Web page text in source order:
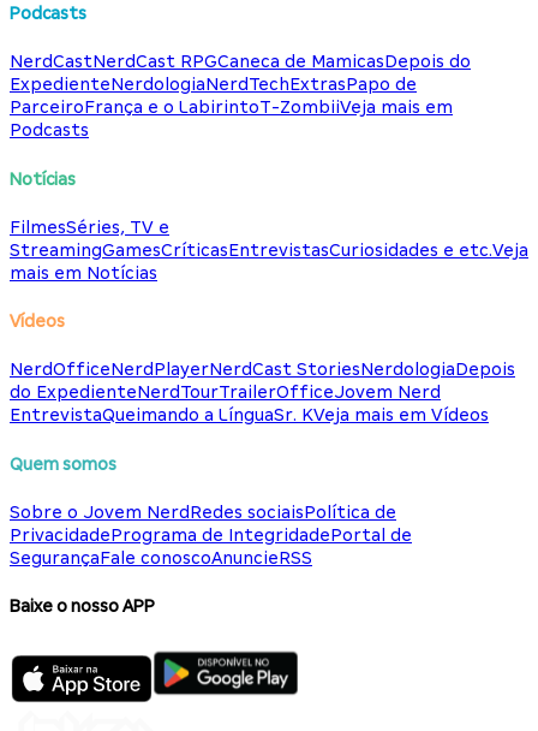
Podcasts
NerdCastNerdCast RPGCaneca de MamicasDepois do
ExpedienteNerdologiaNerdTechExtrasPapo de
ParceiroFrança e o LabirintoT-ZombiiVeja mais em
Podcasts
Notícias
FilmesSéries, TV e
StreamingGamesCríticasEntrevistasCuriosidades e etc.Veja
mais em Notícias
Vídeos
NerdOfficeNerdPlayerNerdCast StoriesNerdologiaDepois
do ExpedienteNerdTourTrailerOfficeJovem Nerd
EntrevistaQueimando a LínguaSr. KVeja mais em Vídeos
Quem somos
Sobre o Jovem NerdRedes sociaisPolítica de
PrivacidadePrograma de IntegridadePortal de
SegurançaFale conoscoAnuncieRSS
Baixe o nosso APP